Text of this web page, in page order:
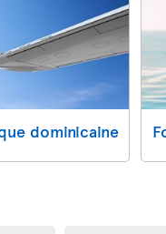
dominicaine